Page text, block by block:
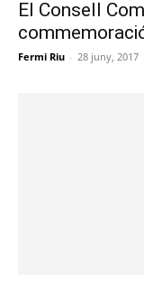
El Consell
Fermi Riu - 28 juny, 2017